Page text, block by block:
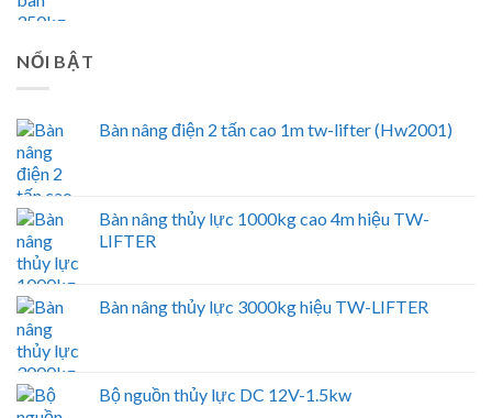
NỔI BẬT
Bàn nâng điện 2 tấn cao 1m tw-lifter (Hw2001)
Bàn nâng thủy lực 1000kg cao 4m hiệu TW-
LIFTER
Bàn nâng thủy lực 3000kg hiệu TW-LIFTER
Bộ nguồn thủy lực DC 12V-1.5kw